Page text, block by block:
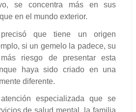
se concentra más en sus
en el mundo exterior.
que tiene un origen
si un gemelo la padece, su
riesgo de presentar esta
haya sido criado en una
diferente.
especializada que se